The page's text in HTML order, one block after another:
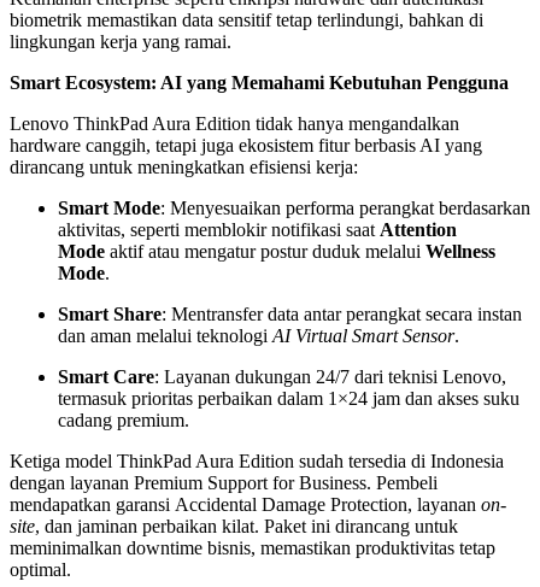
biometrik memastikan data sensitif tetap terlindungi, bahkan di
lingkungan kerja yang ramai.
Smart Ecosystem: AI yang Memahami Kebutuhan Pengguna
Lenovo ThinkPad Aura Edition tidak hanya mengandalkan
hardware canggih, tetapi juga ekosistem fitur berbasis AI yang
dirancang untuk meningkatkan efisiensi kerja:
Smart Mode: Menyesuaikan performa perangkat berdasarkan
aktivitas, seperti memblokir notifikasi saat Attention
Mode aktif atau mengatur postur duduk melalui Wellness
Mode.
Smart Share: Mentransfer data antar perangkat secara instan
dan aman melalui teknologi AI Virtual Smart Sensor.
Smart Care: Layanan dukungan 24/7 dari teknisi Lenovo,
termasuk prioritas perbaikan dalam 1×24 jam dan akses suku
cadang premium.
Ketiga model ThinkPad Aura Edition sudah tersedia di Indonesia
dengan layanan Premium Support for Business. Pembeli
mendapatkan garansi Accidental Damage Protection, layanan on-
site, dan jaminan perbaikan kilat. Paket ini dirancang untuk
meminimalkan downtime bisnis, memastikan produktivitas tetap
optimal.